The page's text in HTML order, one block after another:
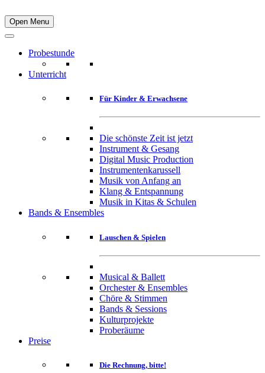
Open Menu
Probestunde
Unterricht
Für Kinder & Erwachsene
Die schönste Zeit ist jetzt
Instrument & Gesang
Digital Music Production
Instrumentenkarussell
Musik von Anfang an
Klang & Entspannung
Musik in Kitas & Schulen
Bands & Ensembles
Lauschen & Spielen
Musical & Ballett
Orchester & Ensembles
Chöre & Stimmen
Bands & Sessions
Kulturprojekte
Proberäume
Preise
Die Rechnung, bitte!